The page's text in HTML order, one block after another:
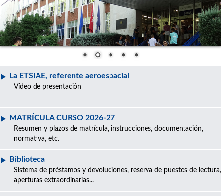
La ETSIAE, referente aeroespacial
Vídeo de presentación
MATRÍCULA CURSO 2026-27
Resumen y plazos de matrícula, instrucciones, documentación,
normativa, etc.
Biblioteca
Sistema de préstamos y devoluciones, reserva de puestos de lectura,
aperturas extraordinarias...